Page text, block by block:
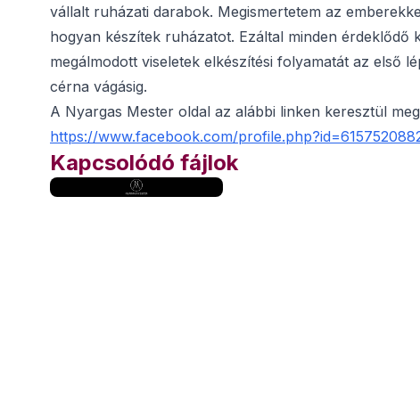
vállalt ruházati darabok. Megismertetem az
hogyan készítek ruházatot. Ezáltal minden érdeklődő
megálmodott viseletek elkészítési folyamatát az első
cérna vágásig.
A Nyargas Mester oldal az alábbi linken keresztül
https://www.facebook.com/
Kapcsolódó fájlok